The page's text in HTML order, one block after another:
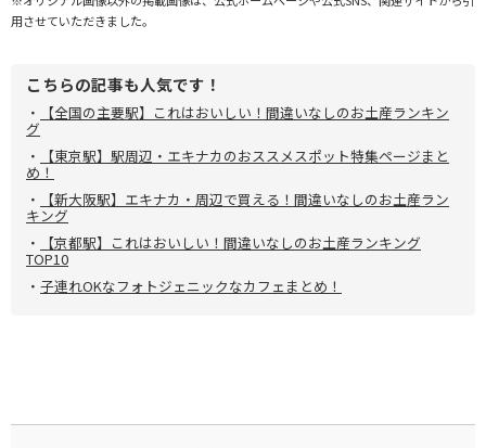
用させていただきました。
こちらの記事も人気です！
・ 【全国の主要駅】これはおいしい！間違いなしのお土産ランキン
グ
・
【東京駅】駅周辺・エキナカのおススメスポット特集ページまと
め！
・
【新大阪駅】エキナカ・周辺で買える！間違いなしのお土産ラン
キング
・
【京都駅】これはおいしい！間違いなしのお土産ランキング
TOP10
・ 子連れOKなフォトジェニックなカフェまとめ！